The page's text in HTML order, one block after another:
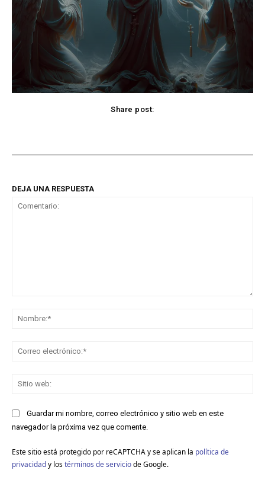
Share post:
DEJA UNA RESPUESTA
Guardar mi nombre, correo electrónico y sitio web en este
navegador la próxima vez que comente.
Este sitio está protegido por reCAPTCHA y se aplican la política de
privacidady los términos de serviciode Google.